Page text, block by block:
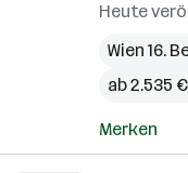
Heute
Wien 16.
ab 2.535
Merken